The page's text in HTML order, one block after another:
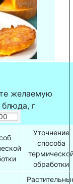
желаемую
г
Уточнение
способа
обработки